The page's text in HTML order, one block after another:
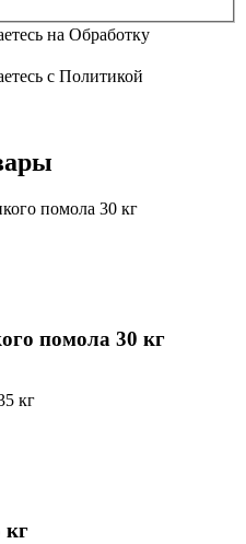
на Обработку
с Политикой
помола 30 кг
кг